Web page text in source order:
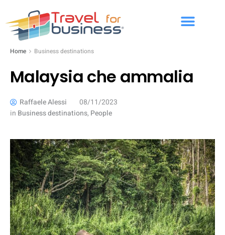
Home Business destinations
Malaysia che ammalia
Raffaele Alessi
08/11/2023
in Business destinations, People